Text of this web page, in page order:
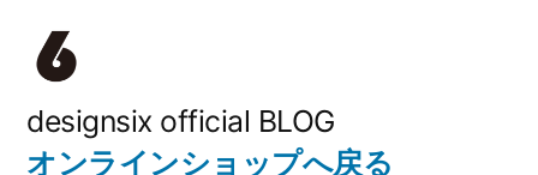
designsix official BLOG
オンラインショップへ戻る